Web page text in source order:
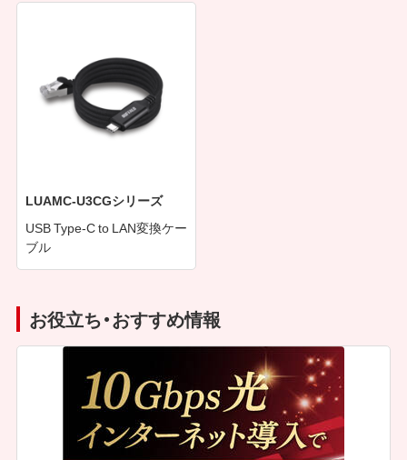
LUAMC-U3CGシリーズ
USB Type-C to LAN変換ケー
ブル
お役立ち・おすすめ情報